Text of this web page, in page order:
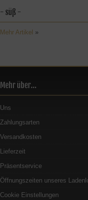
- süß -
Mehr Artikel »
Mehr über...
Uns
Zahlungsarten
Versandkosten
Lieferzeit
Präsentservice
Öffnungszeiten unseres
Cookie Einstellungen